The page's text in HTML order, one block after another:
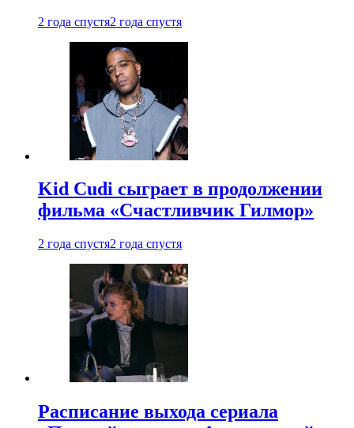
2 года спустя2 года спустя
Kid Cudi сыграет в продолжении
фильма «Счастливчик Гилмор»
2 года спустя2 года спустя
Расписание выхода сериала